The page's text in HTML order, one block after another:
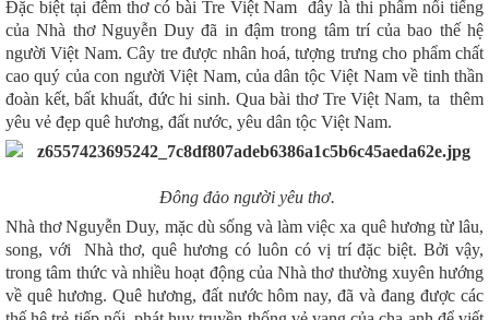
Đặc biệt tại đêm thơ có bài Tre Việt Nam đây làthi phẩm nổi tiếng
của Nhà thơ Nguyễn Duy đã in đậm trong tâm trí của bao thế hệ
người Việt Nam. Cây tre được nhân hoá, tượng trưng cho phẩm chất
cao quý của con người Việt Nam, của dân tộc Việt Nam về tinh thần
đoàn kết, bất khuất, đức hi sinh. Qua bài thơ Tre Việt Nam, ta thêm
yêu vẻ đẹp quê hương, đất nước, yêu dân tộc Việt Nam.
Đông đảo người yêu thơ.
Nhà thơ Nguyễn Duy, mặc dù sống và làm việc xa quê hương từ lâu,
song, với Nhà thơ, quê hương có luôn có vị trí đặc biệt. Bởi vậy,
trong tâm thức và nhiều hoạt động của Nhà thơ thường xuyên hướng
về quê hương. Quê hương, đất nước hôm nay, đã và đang được các